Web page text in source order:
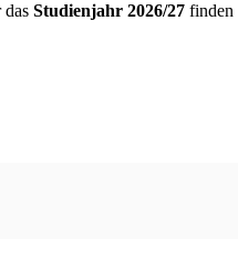
Studienjahr 2026/27 finden